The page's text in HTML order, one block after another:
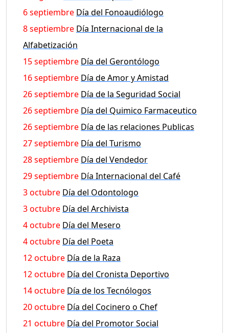
6 septiembre Día del Fonoaudiólogo
8 septiembre Día Internacional de la
Alfabetización
15 septiembre Día del Gerontólogo
16 septiembre Día de Amor y Amistad
26 septiembre Día de la Seguridad Social
26 septiembre Día del Quimico Farmaceutico
26 septiembre Día de las relaciones Publicas
27 septiembre Día del Turismo
28 septiembre Día del Vendedor
29 septiembre Día Internacional del Café
3 octubre Día del Odontologo
3 octubre Día del Archivista
4 octubre Día del Mesero
4 octubre Día del Poeta
12 octubre Día de la Raza
12 octubre Día del Cronista Deportivo
14 octubre Día de los Tecnólogos
20 octubre Día del Cocinero o Chef
21 octubre Día del Promotor Social